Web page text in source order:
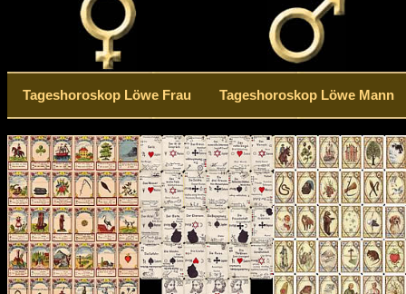
Tageshoroskop Löwe Frau Tageshoroskop Löwe Mann